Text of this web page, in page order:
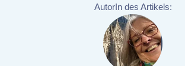
AutorIn des Artikels: